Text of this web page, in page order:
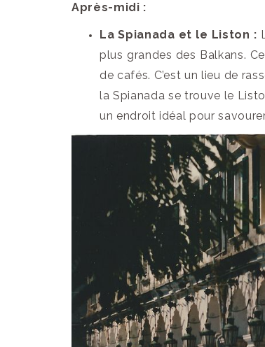
Après-midi :
La Spianada et le Liston :
plus grandes des Balkans.
de cafés. C’est un lieu de
la Spianada se trouve le
un endroit idéal pour